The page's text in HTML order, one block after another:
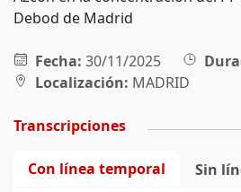
Debod de Madrid
Fecha: 30/11/2025
Localización: MADRID
Transcripciones
Con línea temporal Sin